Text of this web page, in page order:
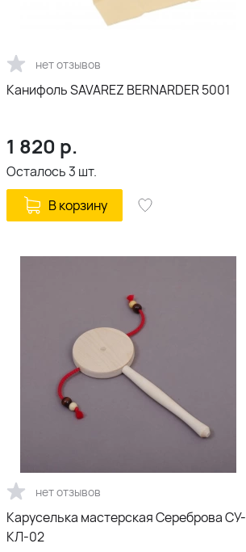
нет отзывов
Канифоль SAVAREZ BERNARDER 5001
1 820 р.
Осталось3 шт.
В корзину
нет отзывов
Каруселька мастерская Сереброва СУ-
КЛ-02